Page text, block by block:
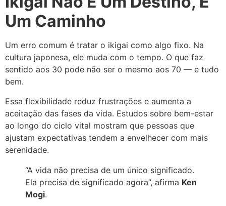
Um Caminho
Um erro comum é tratar o ikigai como algo fixo. Na
cultura japonesa, ele muda com o tempo. O que faz
sentido aos 30 pode não ser o mesmo aos 70 — e tudo
bem.
Essa flexibilidade reduz frustrações e aumenta a
aceitação das fases da vida. Estudos sobre bem-estar
ao longo do ciclo vital mostram que pessoas que
ajustam expectativas tendem a envelhecer com mais
serenidade.
“A vida não precisa de um único significado.
Ela precisa de significado agora”, afirma Ken
Mogi.